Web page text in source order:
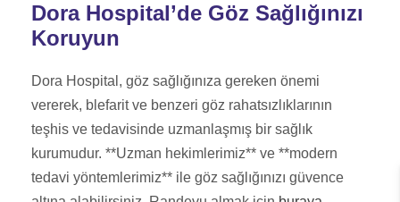
Dora Hospital’de Göz Sağlığınızı
Koruyun
Dora Hospital, göz sağlığınıza gereken önemi
vererek, blefarit ve benzeri göz rahatsızlıklarının
teşhis ve tedavisinde uzmanlaşmış bir sağlık
kurumudur. **Uzman hekimlerimiz** ve **modern
tedavi yöntemlerimiz** ile göz sağlığınızı güvence